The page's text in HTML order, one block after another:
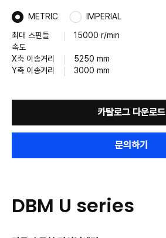
METRIC
IMPERIAL
최대 스핀들
속도
15000 r/min
X축 이송거리
5250 mm
Y축 이송거리
3000 mm
카탈로그 다운로드
문의하기
DBM U series